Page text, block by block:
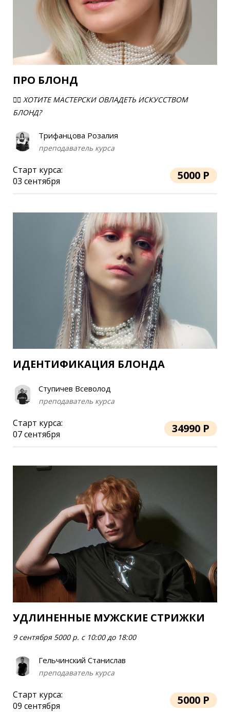
ПРО БЛОНД
​💇‍♀ ХОТИТЕ МАСТЕРСКИ ОВЛАДЕТЬ ИСКУССТВОМ
БЛОНД?
Трифанцова Розалия
преподаватель курса
Старт курса:
03 сентября
5000 Р
ИДЕНТИФИКАЦИЯ БЛОНДА
Ступичев Всеволод
преподаватель курса
Старт курса:
07 сентября
34990 Р
УДЛИНЕННЫЕ МУЖСКИЕ СТРИЖКИ
9 сентября 5000 р. с 10:00 до 18:00
Гельчинский Станислав
преподаватель курса
Старт курса:
09 сентября
5000 Р